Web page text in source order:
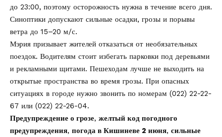
до 23:00, поэтому осторожность нужна в течение всего дня.
Синоптики допускают сильные осадки, грозы и порывы
ветра до 15–20 м/с.
Мэрия призывает жителей отказаться от необязательных
поездок. Водителям стоит избегать парковки под деревьями
и рекламными щитами. Пешеходам лучше не выходить на
открытые пространства во время грозы. При опасных
ситуациях в городе нужно звонить по номерам (022) 22-22-
67 или (022) 22-26-04.
Предупреждение о грозе, желтый код погодного
предупреждения, погода в Кишиневе 2 июня, сильные